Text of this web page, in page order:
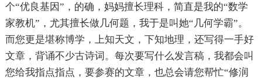
个“优良基因”，的确，妈妈擅长理科，简直是我的“数学
家教机”，尤其擅长做几何题，我于是叫她“几何学霸”。
而您更是堪称博学，上知天文，下知地理，还写得一手好
文章，背诵不少古诗词。每次要写什么发言稿，我都会叫
您给我指点指点，要参赛的文章，也总会请您帮忙“修润